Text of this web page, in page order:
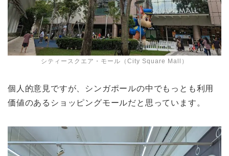
シティースクエア・モール（City Square Mall）
個人的意見ですが、シンガポールの中でもっとも利用
価値のあるショッピングモールだと思っています。